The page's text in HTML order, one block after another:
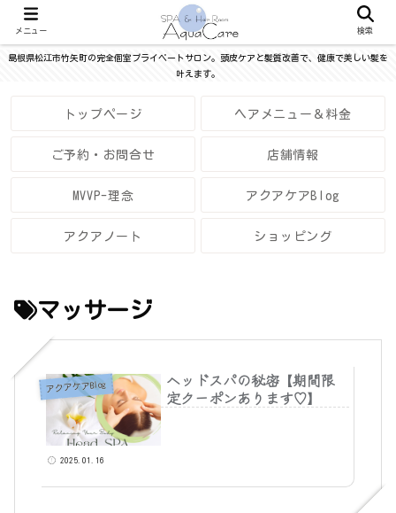
島根県松江市竹矢町の完全個室プライベートサロン。頭皮ケアと髪質改善で、健康で美しい髪を
叶えます。
トップページ ヘアメニュー＆料金
ご予約・お問合せ 店舗情報
MVVP-理念 アクアケアBlog
アクアノート ショッピング
マッサージ
アクアケアBlog
ヘッドスパの秘密【期間限
定クーポンあります♡】
2025.01.16
メニュー 検索